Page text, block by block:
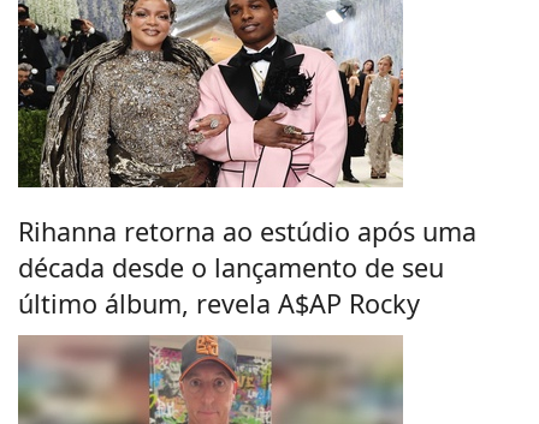
Rihanna retorna ao estúdio após uma
década desde o lançamento de seu
último álbum, revela A$AP Rocky